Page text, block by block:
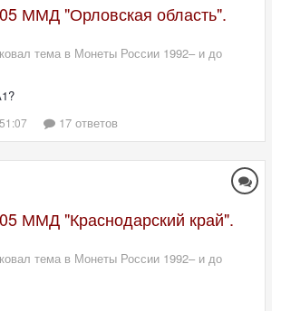
ММД "Орловская область".
тема в Монеты России 1992– и до
17 ответов
ММД "Краснодарский край".
тема в Монеты России 1992– и до